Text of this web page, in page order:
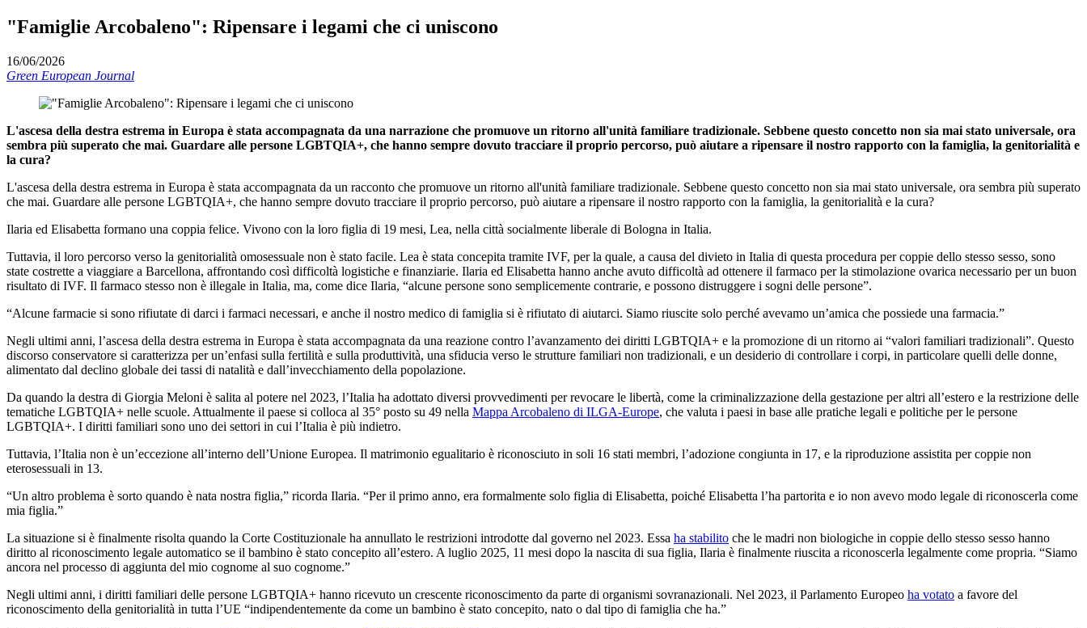
"Famiglie Arcobaleno": Ripensare i legami che ci uniscono
16/06/2026
Green European Journal
L'ascesa della destra estrema in Europa è stata accompagnata da una narrazione che promuove un ritorno all'unità familiare tradizionale. Sebbene questo concetto non sia mai stato universale, ora
sembra più superato che mai. Guardare alle persone LGBTQIA+, che hanno sempre dovuto tracciare il proprio percorso, può aiutare a ripensare il nostro rapporto con la famiglia, la genitorialità e
la cura?
L'ascesa della destra estrema in Europa è stata accompagnata da un racconto che promuove un ritorno all'unità familiare tradizionale. Sebbene questo concetto non sia mai stato universale, ora sembra più superato
che mai. Guardare alle persone LGBTQIA+, che hanno sempre dovuto tracciare il proprio percorso, può aiutare a ripensare il nostro rapporto con la famiglia, la genitorialità e la cura?
Ilaria ed Elisabetta formano una coppia felice. Vivono con la loro figlia di 19 mesi, Lea, nella città socialmente liberale di Bologna in Italia.
Tuttavia, il loro percorso verso la genitorialità omosessuale non è stato facile. Lea è stata concepita tramite IVF, per la quale, a causa del divieto in Italia di questa procedura per coppie dello stesso sesso, sono
state costrette a viaggiare a Barcellona, affrontando così difficoltà logistiche e finanziarie. Ilaria ed Elisabetta hanno anche avuto difficoltà ad ottenere il farmaco per la stimolazione ovarica necessario per un buon
risultato di IVF. Il farmaco stesso non è illegale in Italia, ma, come dice Ilaria, “alcune persone sono semplicemente contrarie, e possono distruggere i sogni delle persone”.
“Alcune farmacie si sono rifiutate di darci i farmaci necessari, e anche il nostro medico di famiglia si è rifiutato di aiutarci. Siamo riuscite solo perché avevamo un’amica che possiede una farmacia.”
Negli ultimi anni, l’ascesa della destra estrema in Europa è stata accompagnata da una reazione contro l’avanzamento dei diritti LGBTQIA+ e la promozione di un ritorno ai “valori familiari tradizionali”. Questo
discorso conservatore si caratterizza per un’enfasi sulla fertilità e sulla produttività, una sfiducia verso le strutture familiari non tradizionali, e un desiderio di controllare i corpi, in particolare quelli delle donne,
alimentato dal declino globale dei tassi di natalità e dall’invecchiamento della popolazione.
Da quando la destra di Giorgia Meloni è salita al potere nel 2023, l’Italia ha adottato diversi provvedimenti per revocare le libertà, come la criminalizzazione della gestazione per altri all’estero e la restrizione delle
tematiche LGBTQIA+ nelle scuole. Attualmente il paese si colloca al 35° posto su 49 nella Mappa Arcobaleno di ILGA-Europe, che valuta i paesi in base alle pratiche legali e politiche per le persone
LGBTQIA+. I diritti familiari sono uno dei settori in cui l’Italia è più indietro.
Tuttavia, l’Italia non è un’eccezione all’interno dell’Unione Europea. Il matrimonio egualitario è riconosciuto in soli 16 stati membri, l’adozione congiunta in 17, e la riproduzione assistita per coppie non
eterosessuali in 13.
“Un altro problema è sorto quando è nata nostra figlia,” ricorda Ilaria. “Per il primo anno, era formalmente solo figlia di Elisabetta, poiché Elisabetta l’ha partorita e io non avevo modo legale di riconoscerla come
mia figlia.”
La situazione si è finalmente risolta quando la Corte Costituzionale ha annullato le restrizioni introdotte dal governo nel 2023. Essa ha stabilito che le madri non biologiche in coppie dello stesso sesso hanno
diritto al riconoscimento legale automatico se il bambino è stato concepito all’estero. A luglio 2025, 11 mesi dopo la nascita di sua figlia, Ilaria è finalmente riuscita a riconoscerla legalmente come propria. “Siamo
ancora nel processo di aggiunta del mio cognome al suo cognome.”
Negli ultimi anni, i diritti familiari delle persone LGBTQIA+ hanno ricevuto un crescente riconoscimento da parte di organismi sovranazionali. Nel 2023, il Parlamento Europeo ha votato a favore del
riconoscimento della genitorialità in tutta l’UE “indipendentemente da come un bambino è stato concepito, nato o dal tipo di famiglia che ha.”